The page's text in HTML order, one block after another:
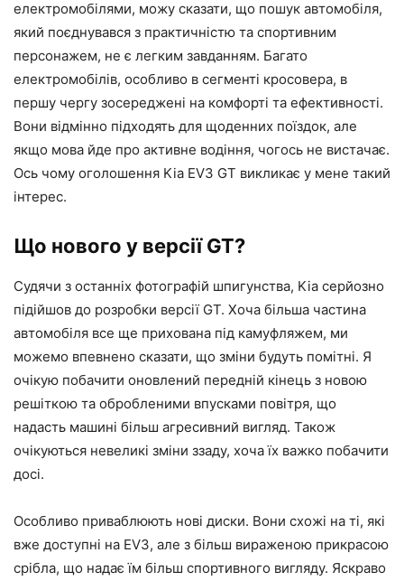
електромобілями, можу сказати, що пошук автомобіля,
який поєднувався з практичністю та спортивним
персонажем, не є легким завданням. Багато
електромобілів, особливо в сегменті кросовера, в
першу чергу зосереджені на комфорті та ефективності.
Вони відмінно підходять для щоденних поїздок, але
якщо мова йде про активне водіння, чогось не вистачає.
Ось чому оголошення Kia EV3 GT викликає у мене такий
інтерес.
Що нового у версії GT?
Судячи з останніх фотографій шпигунства, Kia серйозно
підійшов до розробки версії GT. Хоча більша частина
автомобіля все ще прихована під камуфляжем, ми
можемо впевнено сказати, що зміни будуть помітні. Я
очікую побачити оновлений передній кінець з новою
решіткою та обробленими впусками повітря, що
надасть машині більш агресивний вигляд. Також
очікуються невеликі зміни ззаду, хоча їх важко побачити
досі.
Особливо приваблюють нові диски. Вони схожі на ті, які
вже доступні на EV3, але з більш вираженою прикрасою
срібла, що надає їм більш спортивного вигляду. Яскраво